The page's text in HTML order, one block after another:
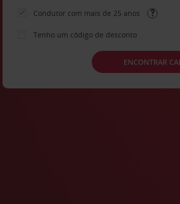
Condutor com mais de 25 anos
Tenho um código de desconto
ENCONTRAR